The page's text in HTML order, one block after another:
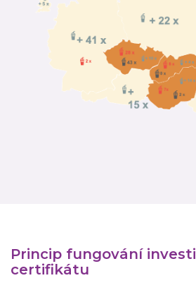
Princip fungování
certifikátu